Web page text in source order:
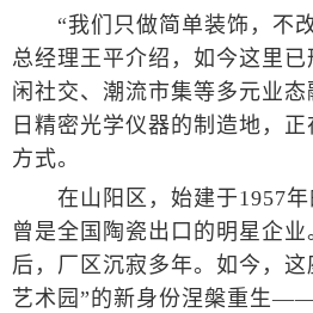
“我们只做简单装饰，不改
总经理王平介绍，如今这里
闲社交、潮流市集等多元业
日精密光学仪器的制造地，
方式。
在山阳区，始建于1957年
曾是全国陶瓷出口的明星企
后，厂区沉寂多年。如今，
艺术园”的新身份涅槃重生